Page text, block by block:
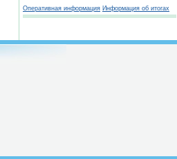
Оперативная информация Информация об итогах